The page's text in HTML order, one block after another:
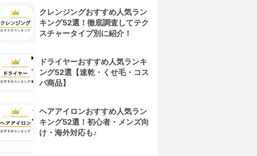
クレンジングおすすめ人気ラン
キング52選！徹底調査してテク
スチャータイプ別に紹介！
ドライヤーおすすめ人気ランキ
ング52選【速乾・くせ毛・コス
パ商品】
ヘアアイロンおすすめ人気ラン
キング52選！初心者・メンズ向
け・海外対応も♪